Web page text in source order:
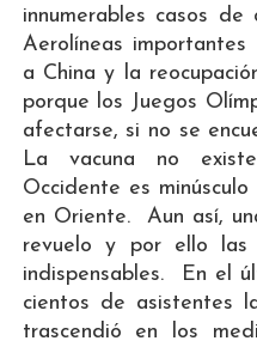
innumerables casos de
Aerolíneas importantes
a China y la
porque los Juegos
afectarse, si no se
La vacuna no
Occidente es
en Oriente. Aun así,
revuelo y por ello las
indispensables. En el
cientos de asistentes
trascendió en los